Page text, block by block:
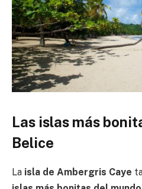
Las islas más
Belice
La isla de Ambergris Caye